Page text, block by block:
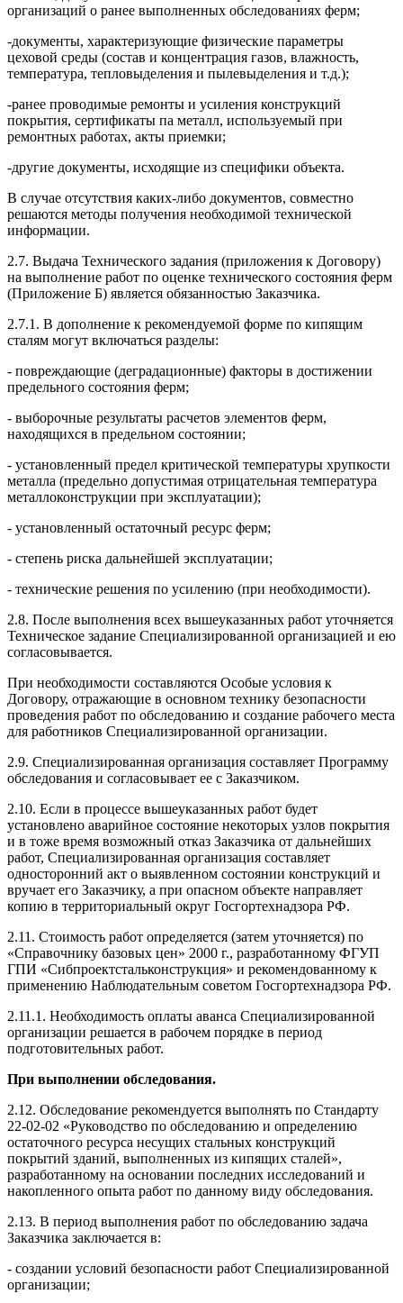
организаций о ранее выполненных обследованиях ферм;
-документы, характеризующие физические параметры
цеховой среды (состав и концентрация газов, влажность,
температура, тепловыделения и пылевыделения и т.д.);
-ранее проводимые ремонты и усиления конструкций
покрытия, сертификаты па металл, используемый при
ремонтных работах, акты приемки;
-другие документы, исходящие из специфики объекта.
В случае отсутствия каких-либо документов, совместно
решаются методы получения необходимой технической
информации.
2.7. Выдача Технического задания (приложения к Договору)
на выполнение работ по оценке технического состояния ферм
(Приложение Б) является обязанностью Заказчика.
2.7.1. В дополнение к рекомендуемой форме по кипящим
сталям могут включаться разделы:
- повреждающие (деградационные) факторы в достижении
предельного состояния ферм;
- выборочные результаты расчетов элементов ферм,
находящихся в предельном состоянии;
- установленный предел критической температуры хрупкости
металла (предельно допустимая отрицательная температура
металлоконструкции при эксплуатации);
- установленный остаточный ресурс ферм;
- степень риска дальнейшей эксплуатации;
- технические решения по усилению (при необходимости).
2.8. После выполнения всех вышеуказанных работ уточняется
Техническое задание Специализированной организацией и ею
согласовывается.
При необходимости составляются Особые условия к
Договору, отражающие в основном технику безопасности
проведения работ по обследованию и создание рабочего места
для работников Специализированной организации.
2.9. Специализированная организация составляет Программу
обследования и согласовывает ее с Заказчиком.
2.10. Если в процессе вышеуказанных работ будет
установлено аварийное состояние некоторых узлов покрытия
и в тоже время возможный отказ Заказчика от дальнейших
работ, Специализированная организация составляет
односторонний акт о выявленном состоянии конструкций и
вручает его Заказчику, а при опасном объекте направляет
копию в территориальный округ Госгортехнадзора РФ.
2.11. Стоимость работ определяется (затем уточняется) по
«Справочнику базовых цен» 2000 г., разработанному ФГУП
ГПИ «Сибпроектстальконструкция» и рекомендованному к
применению Наблюдательным советом Госгортехнадзора РФ.
2.11.1. Необходимость оплаты аванса Специализированной
организации решается в рабочем порядке в период
подготовительных работ.
При выполнении обследования.
2.12. Обследование рекомендуется выполнять по Стандарту
22-02-02 «Руководство по обследованию и определению
остаточного ресурса несущих стальных конструкций
покрытий зданий, выполненных из кипящих сталей»,
разработанному на основании последних исследований и
накопленного опыта работ по данному виду обследования.
2.13. В период выполнения работ по обследованию задача
Заказчика заключается в:
- создании условий безопасности работ Специализированной
организации;